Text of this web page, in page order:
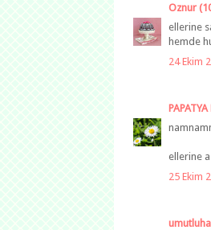
Oznur
ellerine
hemde
24 Ekim
PAPATYA
ellerine
25 Ekim